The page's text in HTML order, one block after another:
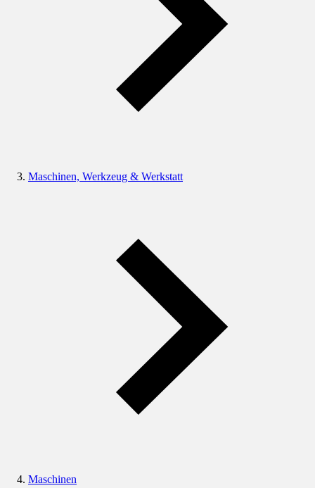
Maschinen, Werkzeug & Werkstatt
Maschinen